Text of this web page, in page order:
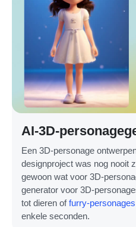
AI-3D-
Een 3D-personage
designproject was nog nooit
gewoon wat voor 3D-
generator voor 3D-
tot dieren offurry-personages
enkele seconden.